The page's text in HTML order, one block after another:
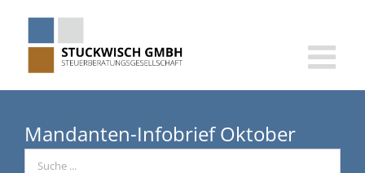
Mandanten-Infobrief Oktober